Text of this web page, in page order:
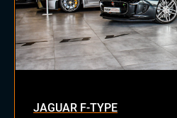
JAGUAR F-TYPE